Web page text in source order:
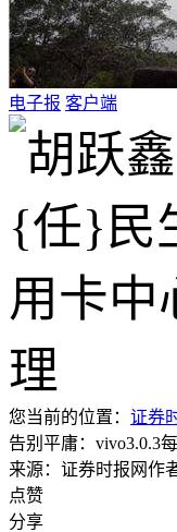
电子报 客户端
您当前的位置： 证券
告别平庸：vivo3.0.3
来源：证券时报网作
点赞
分享